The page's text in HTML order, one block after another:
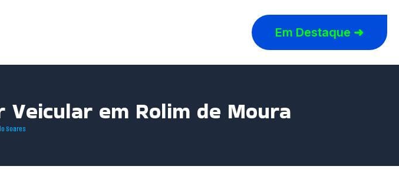
Em Destaque ➜
Veicular em Rolim de Moura
Soares